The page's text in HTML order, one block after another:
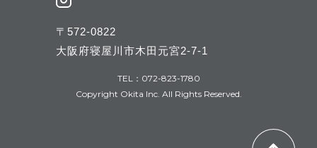
〒572-0822
大阪府寝屋川市木田元宮2-7-1
TEL：072-823-1780
Copyright Okita Inc. All Rights Reserved.